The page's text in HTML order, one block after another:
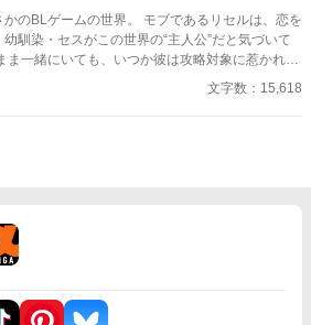
のBLゲームの世界。 モブであるリセルは、恋を
馴染・セスがこの世界の“主人公”だと気づいて
ま一緒にいても、いつか彼は攻略対象に惹かれて
今だけは傍にいたい。 「諦める覚悟をし
んなにも君が愛おしいんだろう」 恋の終わり
文字数：15,618